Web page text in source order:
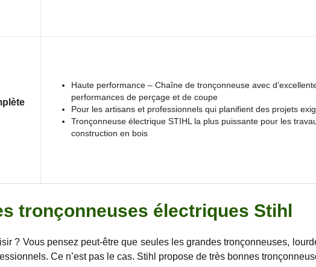
Haute performance – Chaîne de tronçonneuse avec
performances de perçage et de coupe
Pour les artisans et professionnels qui planifient des projets
Tronçonneuse électrique STIHL la plus puissante pour les
construction en bois
tronçonneuses électriques Stihl
? Vous pensez peut-être que seules les grandes tronçonneuses,
Ce n’est pas le cas. Stihl propose de très bonnes